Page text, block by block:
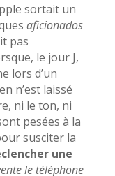
sortait un
aficionados
pas
le jour J,
lors d’un
n’est laissé
ni le ton, ni
pesées à la
susciter la
une
le téléphone